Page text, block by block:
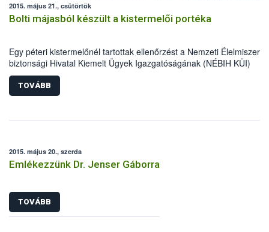
2015. május 21., csütörtök
Bolti májasból készült a kistermelői portéka
Egy péteri kistermelőnél tartottak ellenőrzést a Nemzeti
biztonsági Hivatal Kiemelt Ügyek Igazgatóságának (NÉBIH KÜI)
szakemberei április közepén. A helyszínen tapasztalt számos
szabálytalanság miatt mintegy 5700 kg alapanyag, félkész- és
késztermék forgalomból történő kivonását és megsemmisítését
TOVÁBB
2015. május 20., szerda
Emlékezzünk Dr. Jenser Gáborra
TOVÁBB